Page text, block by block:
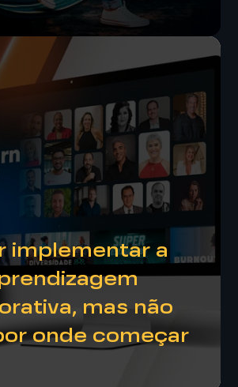
implementar a
mas não
onde começar
Experience
consultores vão te guiar e
durante a jornada de
avaliando os resultados e
as possibilidades.
SAIBA MAIS